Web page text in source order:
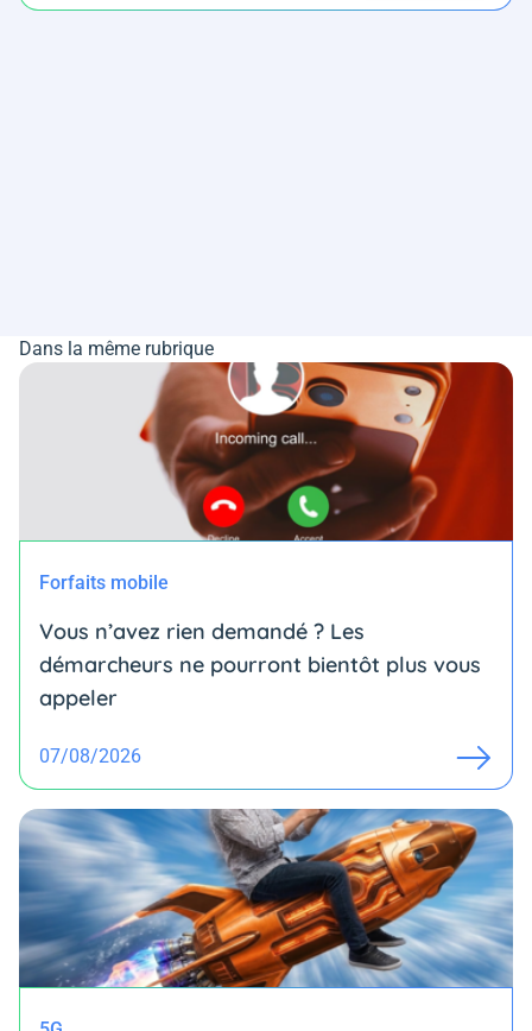
Dans la même rubrique
Forfaits mobile
Vous n’avez rien demandé ? Les
démarcheurs ne pourront bientôt plus vous
appeler
07/08/2026